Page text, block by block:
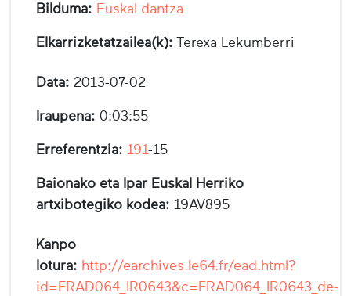
Bilduma: Euskal dantza
Elkarrizketatzailea(k): Terexa Lekumberri
Data: 2013-07-02
Iraupena: 0:03:55
Erreferentzia: 191-15
Baionako eta Ipar Euskal Herriko
artxibotegiko kodea: 19AV895
Kanpo
lotura: http://earchives.le64.fr/ead.html?
id=FRAD064_IR0643&c=FRAD064_IR0643_de-